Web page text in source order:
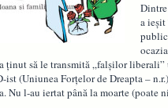
a
ţinut să le transmită „falşilor liberali”
ist (Uniunea Forţelor de Dreapta –
Nu l-au iertat până la moarte (poate